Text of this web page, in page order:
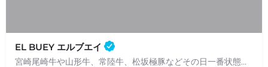
EL BUEY エルブエイ
宮崎尾崎牛や山形牛、常陸牛、松坂極豚などその日一番状態の良い肉を炭火で丁寧に焼き上げます。 赤身肉の炭火焼きのほかにも農家さんから直送したお野菜や、豊洲から直送された鮮魚を使いスペイン現地の味を表現しています。…